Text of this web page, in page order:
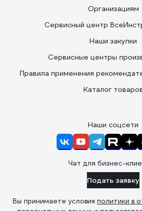
Организациям
Сервисный центр
Наши закупки
Сервисные центры
Правила применения
Каталог
Наши соцсети
Чат для бизнес-
Подать заявку
Вы принимаете условия политики в